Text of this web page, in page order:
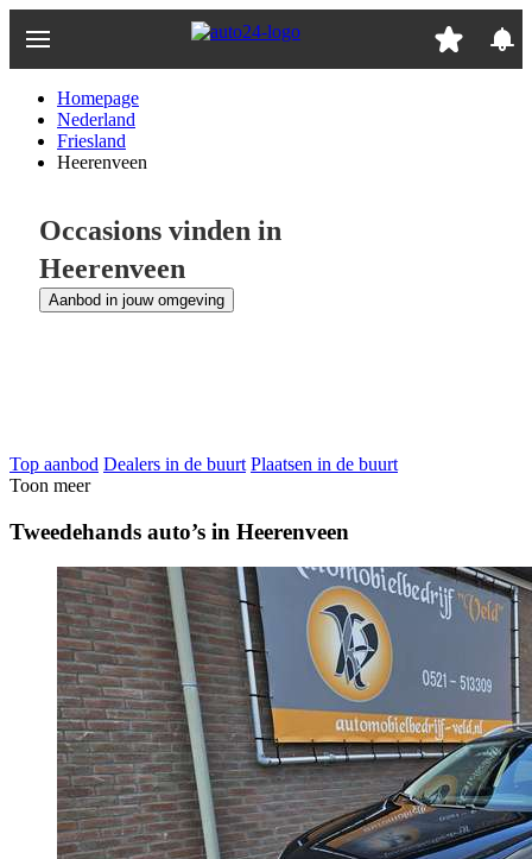
naar
Homepage
Nederland
Friesland
Heerenveen
Occasions vinden in
Heerenveen
Aanbod in jouw omgeving
Top aanbod Dealers in de buurt Plaatsen in de buurt
Toon meer
Tweedehands auto’s in Heerenveen